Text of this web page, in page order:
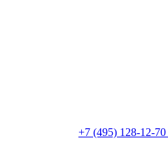
+7 (495) 128-12-70